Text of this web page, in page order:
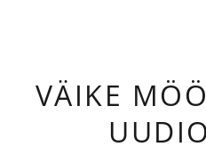
VÄIKE
UUDIO